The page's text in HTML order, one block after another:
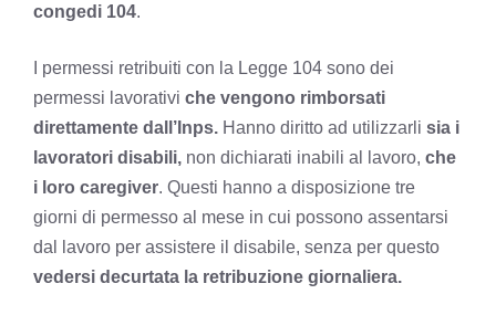
congedi 104.
I permessi retribuiti con la Legge 104 sono dei
permessi lavorativi che vengono rimborsati
direttamente dall’Inps. Hanno diritto ad utilizzarli sia i
lavoratori disabili, non dichiarati inabili al lavoro, che
i loro caregiver. Questi hanno a disposizione tre
giorni di permesso al mese in cui possono assentarsi
dal lavoro per assistere il disabile, senza per questo
vedersi decurtata la retribuzione giornaliera.